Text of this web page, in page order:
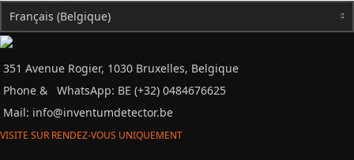
Français (Belgique)
351 Avenue Rogier, 1030 Bruxelles, Belgique
Phone &
WhatsApp: BE (+32) 0484676625
Mail: info@inventumdetector.be
VISITE SUR RENDEZ-VOUS UNIQUEMENT